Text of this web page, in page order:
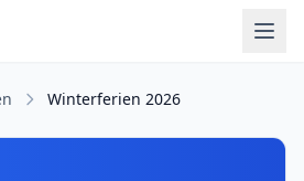
Winterferien 2026